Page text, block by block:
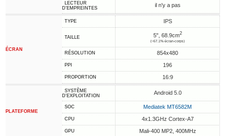
LECTEUR
D'EMPREINTES
il n'y a pas
ÉCRAN
TYPE IPS
TAILLE 5", 68.9cm2
(~67.1% écran-corps)
RÉSOLUTION 854x480
PPI 196
PROPORTION 16:9
PLATEFORME
SYSTÈME
D'EXPLOITATION
Android 5.0
SOC Mediatek MT6582M
CPU 4x1.3GHz Cortex-A7
GPU Mali-400 MP2, 400MHz